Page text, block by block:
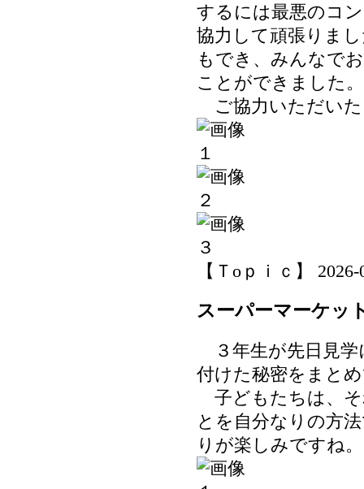
するには最悪のコ
協力して頑張りま
もでき、みんなで
ことができました。
ご協力いただいた
【Ｔoｐｉｃ】
スーパーマーケッ
３年生が先日見学
付けた秘密をまと
子どもたちは、
とを自分なりの方
りが楽しみですね。